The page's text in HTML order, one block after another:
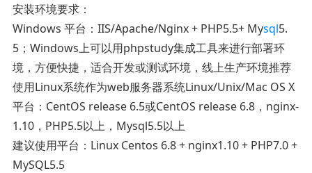
安装环境要求：
Windows 平台：IIS/Apache/Nginx + PHP5.5+ Mysql5.
5；Windows上可以用phpstudy集成工具来进行部署环
境，方便快捷，适合开发或测试环境，线上生产环境推荐
使用Linux系统作为web服务器系统Linux/Unix/Mac OS X
平台：CentOS release 6.5或CentOS release 6.8，nginx-
1.10，PHP5.5以上，Mysql5.5以上
建议使用平台：Linux Centos 6.8 + nginx1.10 + PHP7.0 +
MySQL5.5